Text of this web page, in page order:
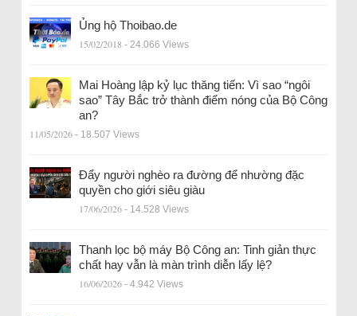
Ủng hộ Thoibao.de
15/02/2018 - 24.066 Views
Mai Hoàng lập kỷ lục thăng tiến: Vì sao “ngôi
sao” Tây Bắc trở thành điểm nóng của Bộ Công
an?
11/05/2026 - 18.507 Views
Đẩy người nghèo ra đường để nhường đặc
quyền cho giới siêu giàu
17/06/2026 - 14.528 Views
Thanh lọc bộ máy Bộ Công an: Tinh giản thực
chất hay vẫn là màn trình diễn lấy lệ?
16/06/2026 - 4.942 Views